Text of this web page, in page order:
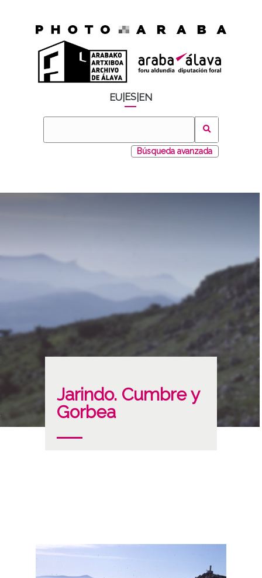
EU ES EN
Búsqueda avanzada
Jarindo. Cumbre y
Gorbea